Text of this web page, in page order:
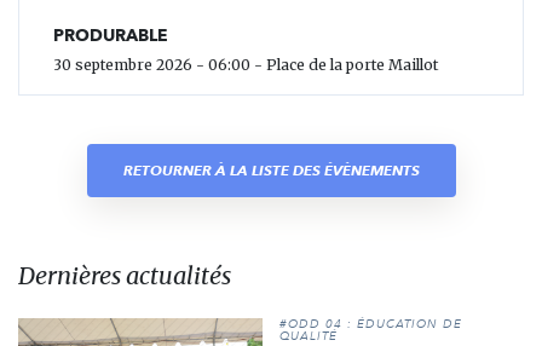
PRODURABLE
30 septembre 2026 - 06:00 - Place de la porte Maillot
RETOURNER À LA LISTE DES ÉVÈNEMENTS
Dernières actualités
#ODD 04 : ÉDUCATION DE
QUALITÉ